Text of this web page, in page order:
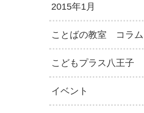
2015年1月
ことばの教室 コラム
こどもプラス八王子
イベント